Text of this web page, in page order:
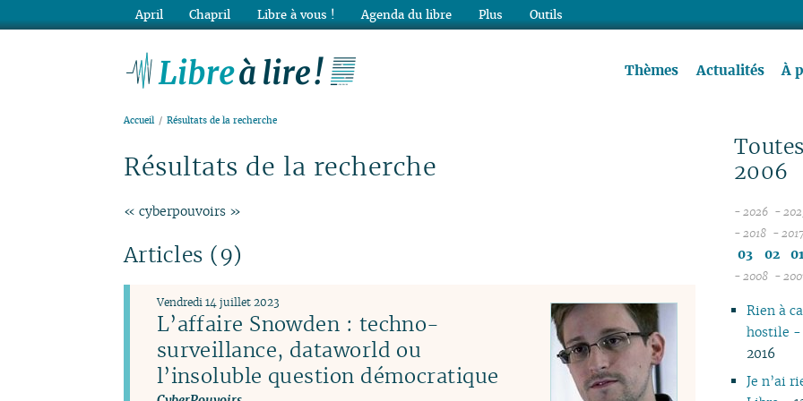
Thèmes Actualités À
Accueil Résultats de la recherche
Résultats de la recherche
« cyberpouvoirs »
Articles (9)
L’affaire Snowden : techno-
surveillance, dataworld ou
l’insoluble question démocratique
Vendredi 14 juillet 2023
2006
- 2026
07
04
03
02
01
-
- 2018
12
09
08
07
06
- 2017
03
02 01
- 2008
11
10
06
01
-
Rien à
hostile -
2016
Je n’ai
April Chapril Libre à vous ! Agenda du libre Plus Outils